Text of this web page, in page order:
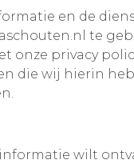
en de
te
onze privacy
die wij hierin
wilt